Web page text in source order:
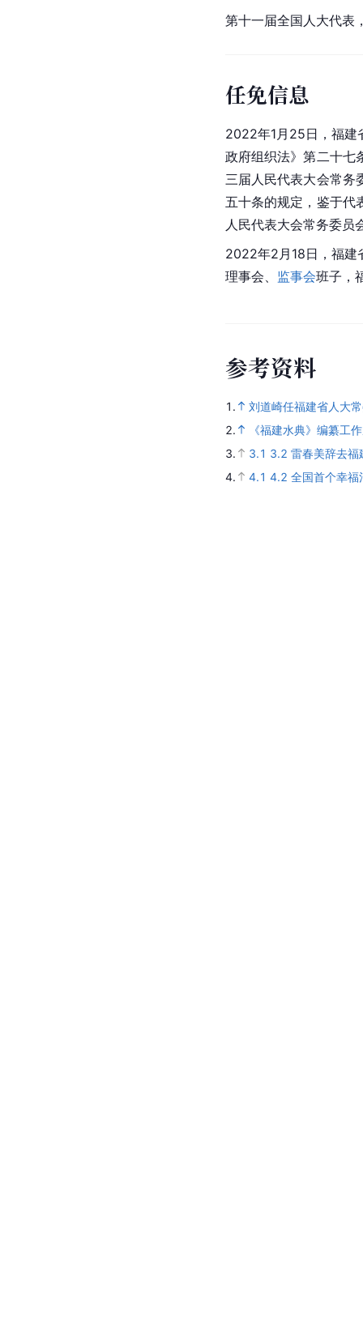
第十一届全国人大代表
任免信息
2022年1月25日，福建
政府组织法》第二十七
三届人民代表大会常务
五十条的规定，鉴于代
人民代表大会常务委员
2022年2月18日，福建
理事会、 监事会班子，
参考资料
1.
刘道崎任福建省人大
2.
《福建水典》编纂工
3.
3.1 3.2 雷春美辞去福
4.
4.1 4.2 全国首个幸